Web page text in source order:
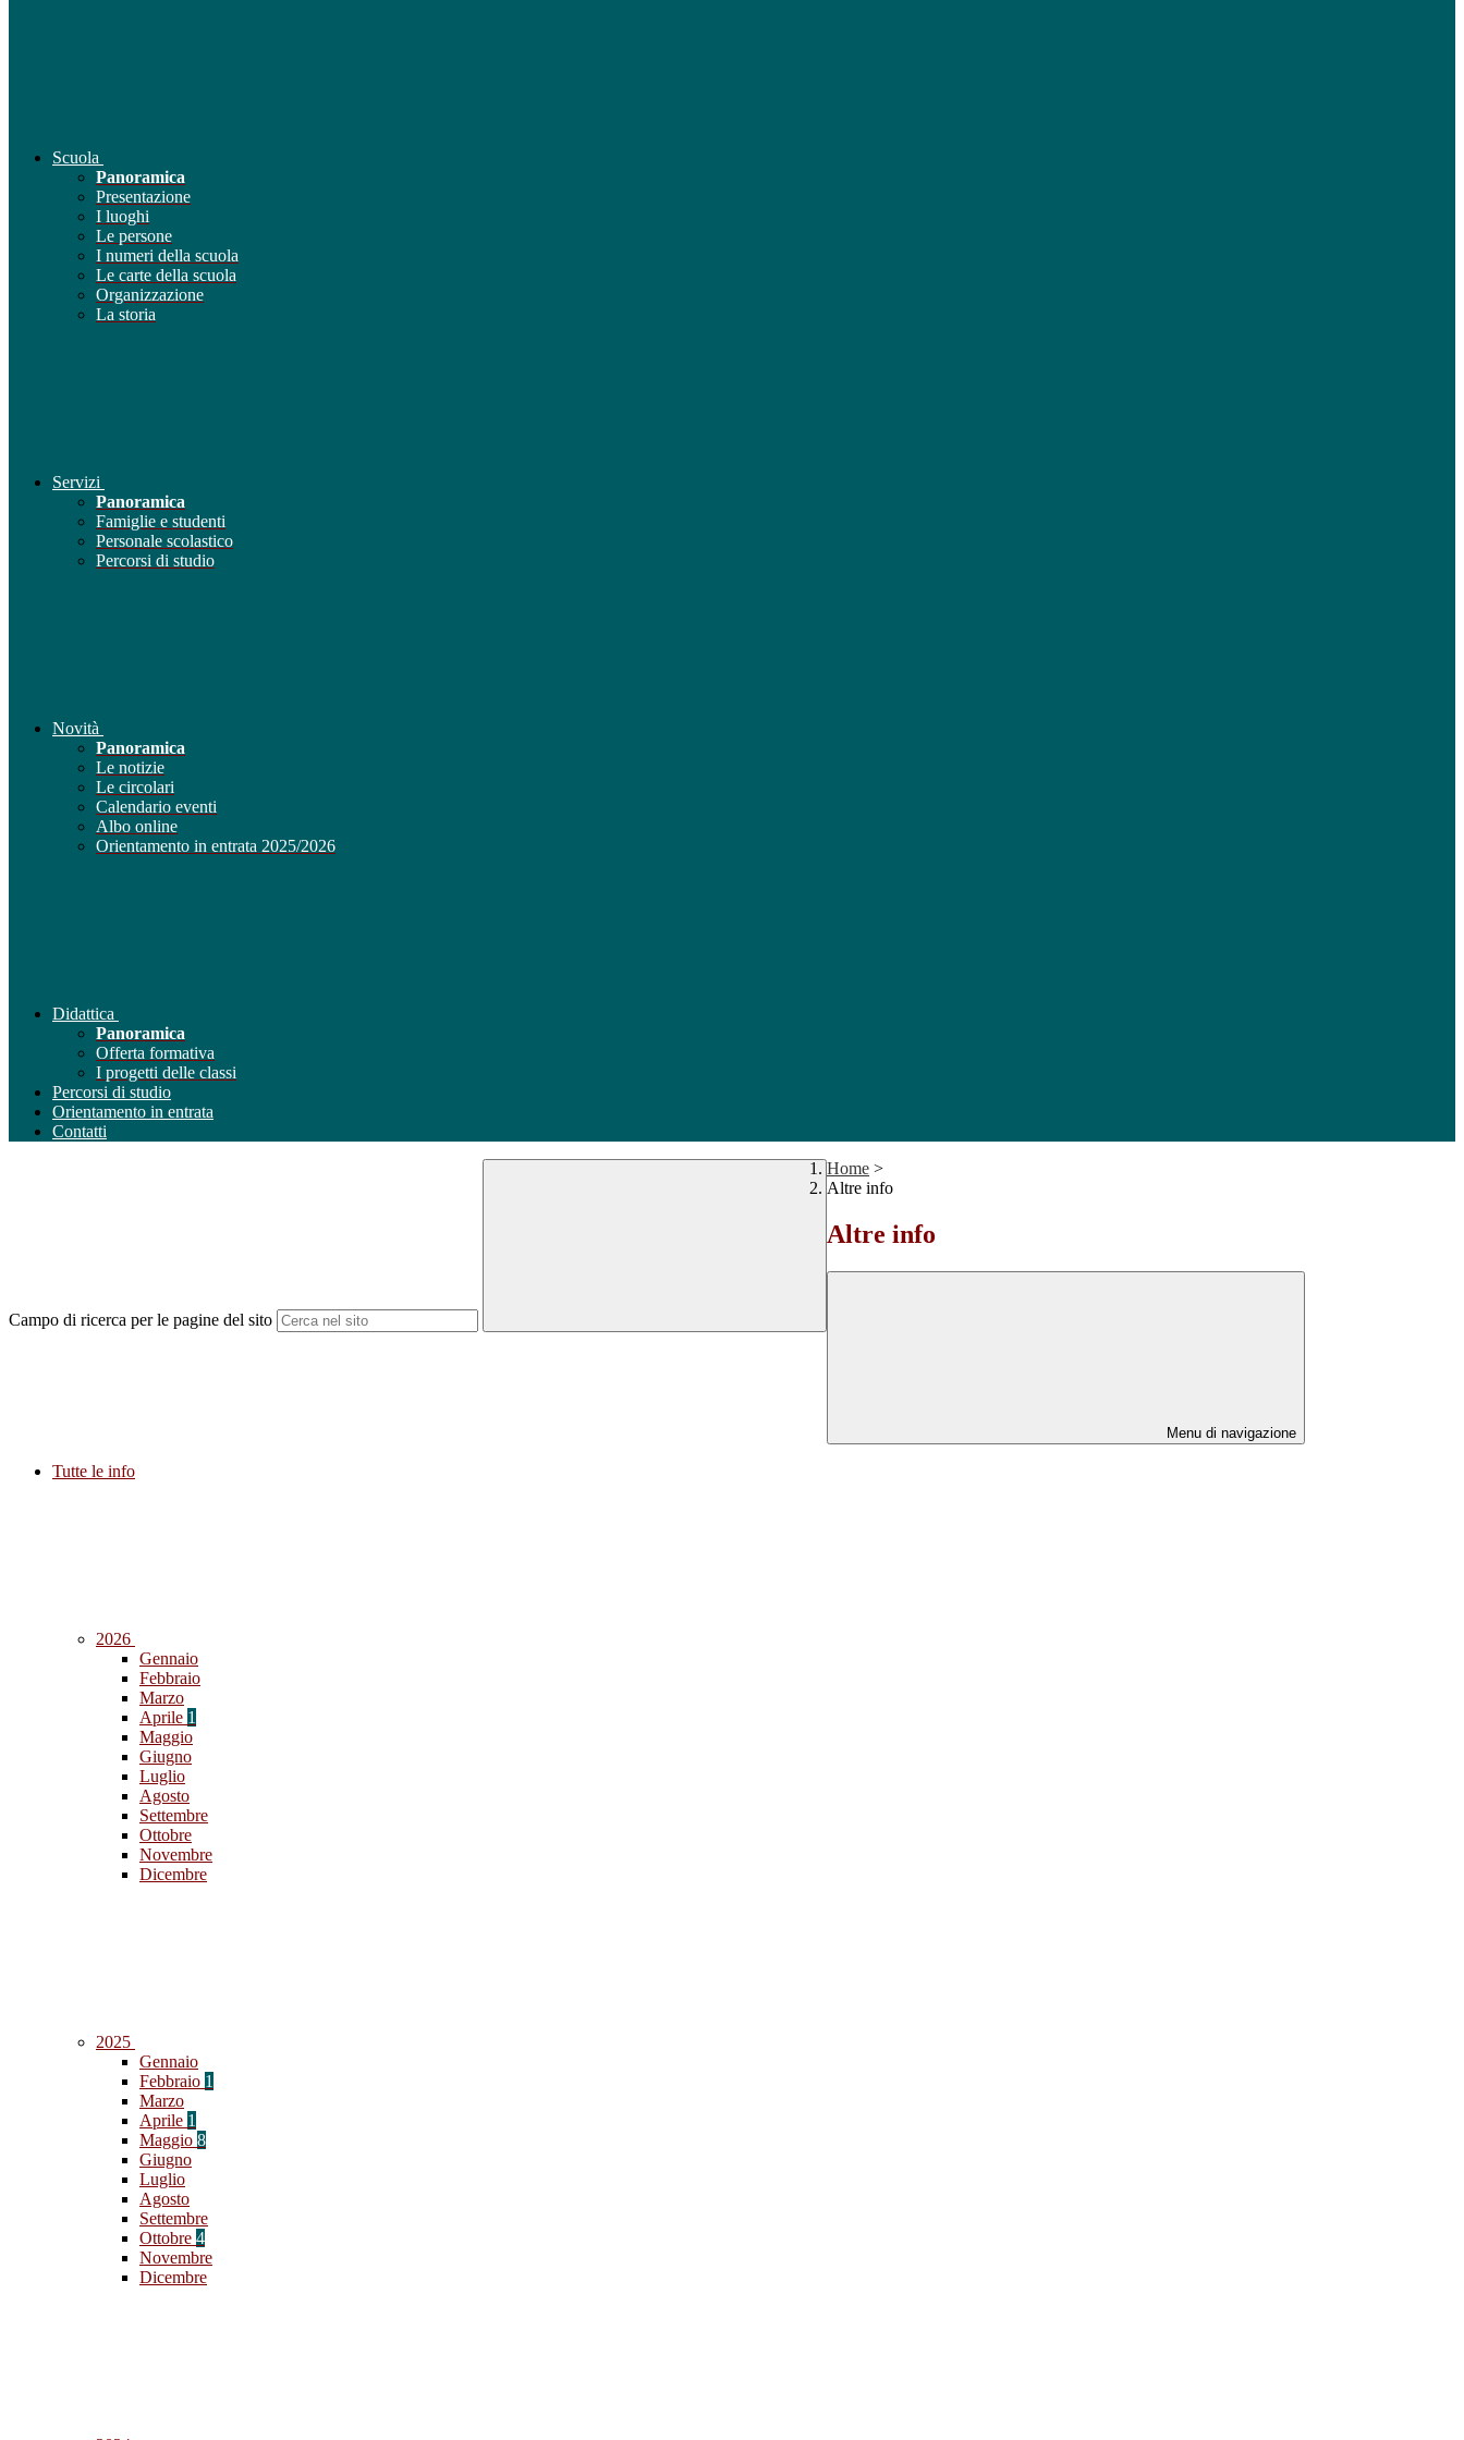
Scuola
Panoramica
Presentazione
I luoghi
Le persone
I numeri della scuola
Le carte della scuola
Organizzazione
La storia
Servizi
Panoramica
Famiglie e studenti
Personale scolastico
Percorsi di studio
Novità
Panoramica
Le notizie
Le circolari
Calendario eventi
Albo online
Orientamento in entrata 2025/2026
Didattica
Panoramica
Offerta formativa
I progetti delle classi
Percorsi di studio
Orientamento in entrata
Contatti
Campo di ricerca per le pagine del sito
Home >
Altre info
Altre info
Menu di navigazione
Tutte le info
2026
Gennaio
Febbraio
Marzo
Aprile 1
Maggio
Giugno
Luglio
Agosto
Settembre
Ottobre
Novembre
Dicembre
2025
Gennaio
Febbraio 1
Marzo
Aprile 1
Maggio 8
Giugno
Luglio
Agosto
Settembre
Ottobre 4
Novembre
Dicembre